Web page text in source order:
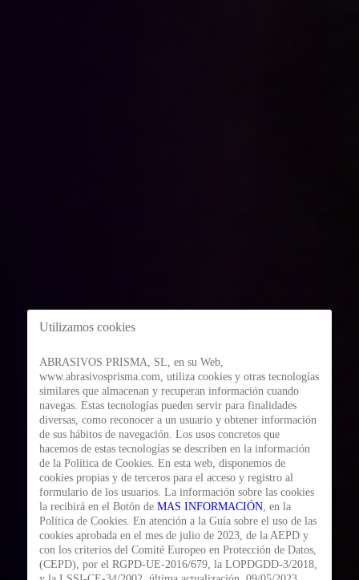
Utilizamos cookies
ABRASIVOS PRISMA, SL, en su Web,
www.abrasivosprisma.com, utiliza cookies y otras tecnologías
similares que almacenan y recuperan información cuando
navegas. Estas tecnologías pueden servir para finalidades
diversas, como reconocer a un usuario y obtener información
de sus hábitos de navegación. Los usos concretos que
hacemos de estas tecnologías se describen en la información
de la Política de Cookies. En esta web, disponemos de
cookies propias y de terceros para el acceso y registro al
formulario de los usuarios. La información sobre las cookies
la recibirá en el Botón de MAS INFORMACIÓN, en la
Política de Cookies. En atención a la Guía sobre el uso de las
cookies aprobada en el mes de julio de 2023, de la AEPD y
con los criterios del Comité Europeo en Protección de Datos,
(CEPD), por el RGPD-UE-2016/679, la LOPDGDD-3/2018,